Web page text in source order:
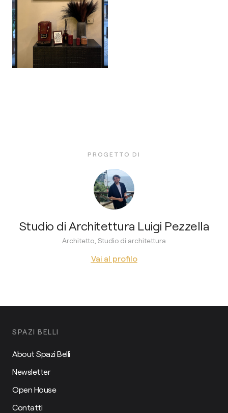
PROGETTO DI
Studio di Architettura Luigi Pezzella
Architetto, Studio di architettura
Vai al profilo
SPAZI BELLI
About Spazi Belli
Newsletter
Open House
Contatti